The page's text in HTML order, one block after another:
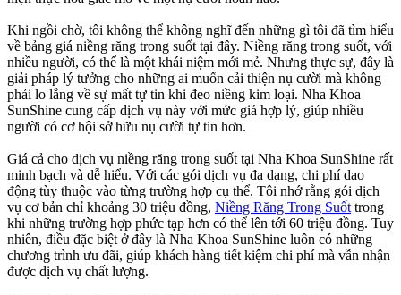
Khi ngồi chờ, tôi không thể không nghĩ đến những gì tôi đã tìm hiểu
về bảng giá niềng răng trong suốt tại đây. Niềng răng trong suốt, với
nhiều người, có thể là một khái niệm mới mẻ. Nhưng thực sự, đây là
giải pháp lý tưởng cho những ai muốn cải thiện nụ cười mà không
phải lo lắng về sự mất tự tin khi đeo niềng kim loại. Nha Khoa
SunShine cung cấp dịch vụ này với mức giá hợp lý, giúp nhiều
người có cơ hội sở hữu nụ cười tự tin hơn.
Giá cả cho dịch vụ niềng răng trong suốt tại Nha Khoa SunShine rất
minh bạch và dễ hiểu. Với các gói dịch vụ đa dạng, chi phí dao
động tùy thuộc vào từng trường hợp cụ thể. Tôi nhớ rằng gói dịch
vụ cơ bản chỉ khoảng 30 triệu đồng, Niềng Răng Trong Suốt trong
khi những trường hợp phức tạp hơn có thể lên tới 60 triệu đồng. Tuy
nhiên, điều đặc biệt ở đây là Nha Khoa SunShine luôn có những
chương trình ưu đãi, giúp khách hàng tiết kiệm chi phí mà vẫn nhận
được dịch vụ chất lượng.